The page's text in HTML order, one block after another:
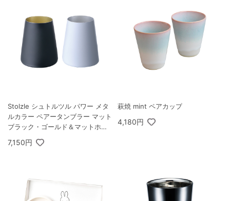
Stolzle シュトルツル パワー メタ
ルカラー ペアータンブラー マット
ブラック・ゴールド＆マットホワ
7,150円
萩焼 mint ペアカップ
4,180円